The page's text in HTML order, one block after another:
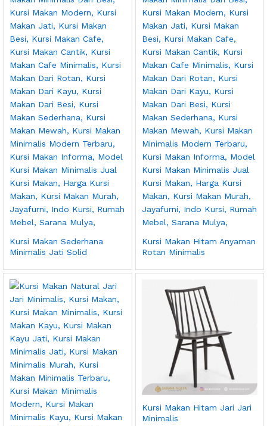
Kursi Makan Sederhana
Minimalis Jati Solid
Kursi Makan Hitam Anyaman
Rotan Minimalis
Kursi Makan Hitam Jari Jari
Minimalis